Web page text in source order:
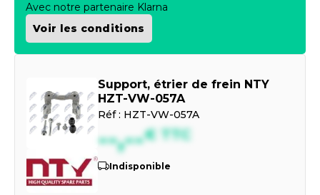
Avec notre partenaire Klarna
Voir les conditions
Support, étrier de frein NTY
HZT-VW-057A
Réf : HZT-VW-057A
--,--€ TTC
Indisponible